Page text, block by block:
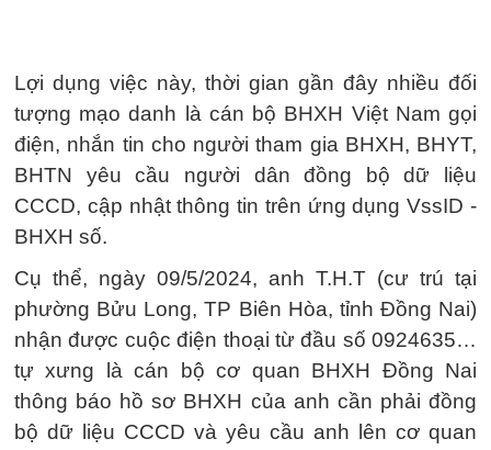
Lợi dụng việc này, thời gian gần đây nhiều đối
tượng mạo danh là cán bộ BHXH Việt Nam gọi
điện, nhắn tin cho người tham gia BHXH, BHYT,
BHTN yêu cầu người dân đồng bộ dữ liệu
CCCD, cập nhật thông tin trên ứng dụng VssID -
BHXH số.
Cụ thể, ngày 09/5/2024, anh T.H.T (cư trú tại
phường Bửu Long, TP Biên Hòa, tỉnh Đồng Nai)
nhận được cuộc điện thoại từ đầu số 0924635…
tự xưng là cán bộ cơ quan BHXH Đồng Nai
thông báo hồ sơ BHXH của anh cần phải đồng
bộ dữ liệu CCCD và yêu cầu anh lên cơ quan